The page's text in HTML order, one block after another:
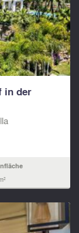
in der